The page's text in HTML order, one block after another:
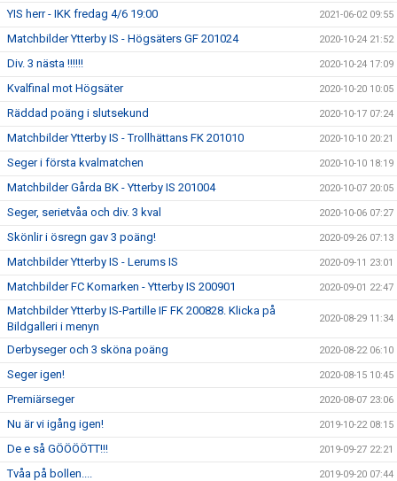
YIS herr - IKK fredag 4/6 19:00 2021-06-02 09:55
Matchbilder Ytterby IS - Högsäters GF 201024 2020-10-24 21:52
Div. 3 nästa !!!!!! 2020-10-24 17:09
Kvalfinal mot Högsäter 2020-10-20 10:05
Räddad poäng i slutsekund 2020-10-17 07:24
Matchbilder Ytterby IS - Trollhättans FK 201010 2020-10-10 20:21
Seger i första kvalmatchen 2020-10-10 18:19
Matchbilder Gårda BK - Ytterby IS 201004 2020-10-07 20:05
Seger, serietvåa och div. 3 kval 2020-10-06 07:27
Skönlir i ösregn gav 3 poäng! 2020-09-26 07:13
Matchbilder Ytterby IS - Lerums IS 2020-09-11 23:01
Matchbilder FC Komarken - Ytterby IS 200901 2020-09-01 22:47
Matchbilder Ytterby IS-Partille IF FK 200828. Klicka på
Bildgalleri i menyn
2020-08-29 11:34
Derbyseger och 3 sköna poäng 2020-08-22 06:10
Seger igen! 2020-08-15 10:45
Premiärseger 2020-08-07 23:06
Nu är vi igång igen! 2019-10-22 08:15
De e så GÖÖÖÖTT!!! 2019-09-27 22:21
Tvåa på bollen.... 2019-09-20 07:44